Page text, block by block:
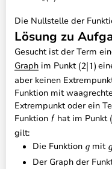
Die Nullstelle der
Lösung zu
Gesucht ist der Term
Graph im Punkt
aber keinen
Funktion mit
Extrempunkt oder ein
Funktion
hat im Punkt
gilt:
Die Funktion
mit
Der Graph der